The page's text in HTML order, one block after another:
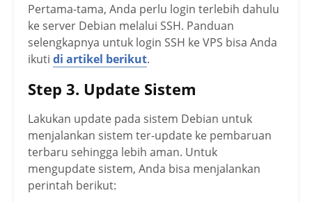
Pertama-tama, Anda perlu login terlebih dahulu
ke server Debian melalui SSH. Panduan
selengkapnya untuk login SSH ke VPS bisa Anda
ikuti di artikel berikut.
Step 3. Update Sistem
Lakukan update pada sistem Debian untuk
menjalankan sistem ter-update ke pembaruan
terbaru sehingga lebih aman. Untuk
mengupdate sistem, Anda bisa menjalankan
perintah berikut: